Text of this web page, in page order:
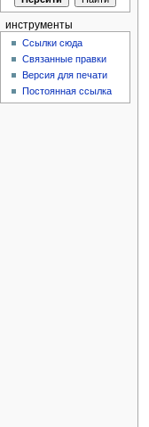
инструменты
Ссылки сюда
Связанные правки
Версия для печати
Постоянная ссылка